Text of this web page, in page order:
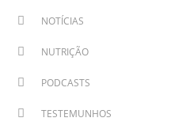
NOTÍCIAS
NUTRIÇÃO
PODCASTS
TESTEMUNHOS